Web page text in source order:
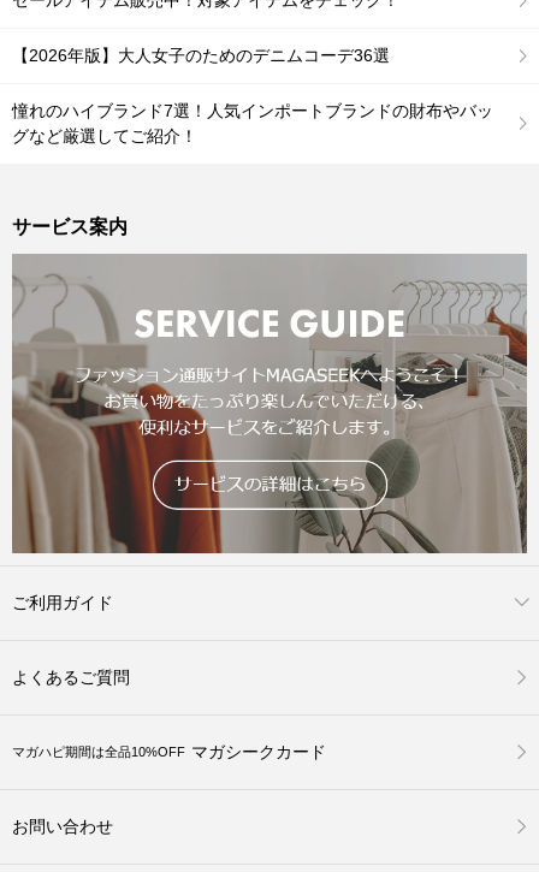
【2026年版】大人女子のためのデニムコーデ36選
憧れのハイブランド7選！人気インポートブランドの財布やバッ
グなど厳選してご紹介！
サービス案内
ご利用ガイド
よくあるご質問
マガハピ期間は全品10%OFF マガシークカード
お問い合わせ